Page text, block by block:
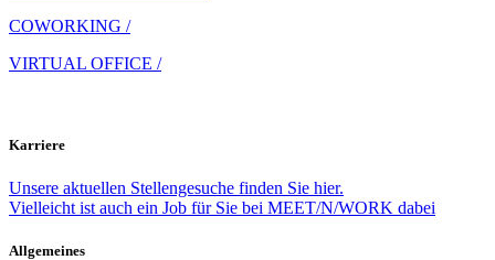
COWORKING /
VIRTUAL OFFICE /
Karriere
Unsere aktuellen Stellengesuche finden Sie hier.
Vielleicht ist auch ein Job für Sie bei MEET/N/WORK dabei
Allgemeines